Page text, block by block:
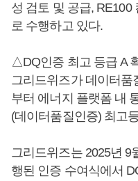
성 검토 및 공급, RE100
로 수행하고 있다.
△DQ인증 최고 등급 A
그리드위즈가 데이터품
부터 에너지 플랫폼 내
(데이터품질인증) 최고
그리드위즈는 2025년 9
행된 인증 수여식에서